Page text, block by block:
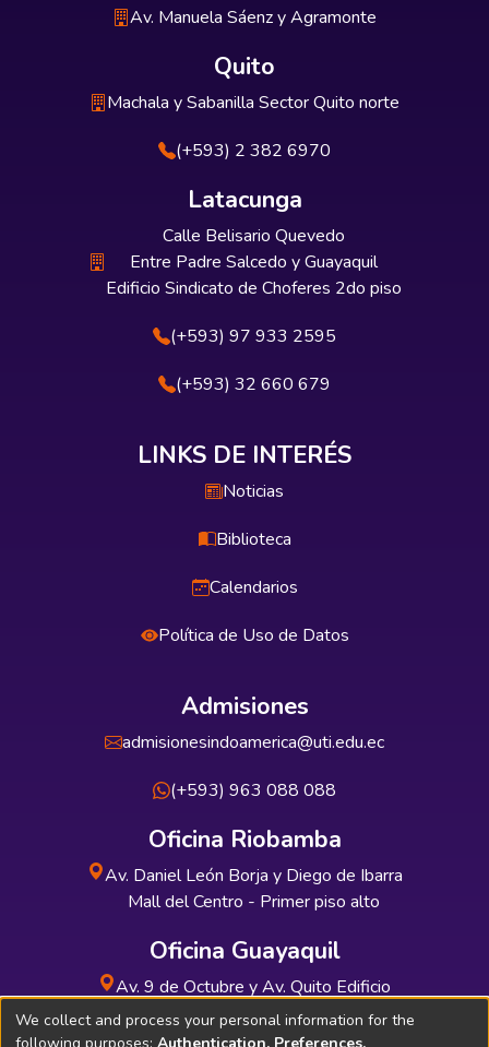
Av. Manuela Sáenz y Agramonte
Quito
Machala y Sabanilla Sector Quito norte
(+593) 2 382 6970
Latacunga
Calle Belisario Quevedo
Entre Padre Salcedo y Guayaquil
Edificio Sindicato de Choferes 2do piso
(+593) 97 933 2595
(+593) 32 660 679
LINKS DE INTERÉS
Noticias
Biblioteca
Calendarios
Política de Uso de Datos
Admisiones
admisionesindoamerica@uti.edu.ec
(+593) 963 088 088
Oficina Riobamba
Av. Daniel León Borja y Diego de Ibarra
Mall del Centro - Primer piso alto
Oficina Guayaquil
Av. 9 de Octubre y Av. Quito Edificio
INDUAUTO - Planta baja
We collect and process your personal information for the